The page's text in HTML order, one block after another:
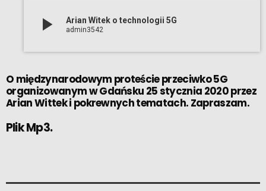
play_arrow Arian Witek o technologii 5G
admin3542
O międzynarodowym proteście przeciwko 5G
organizowanym w Gdańsku 25 stycznia 2020 przez
Arian Wittek i pokrewnych tematach. Zapraszam.
Plik Mp3.